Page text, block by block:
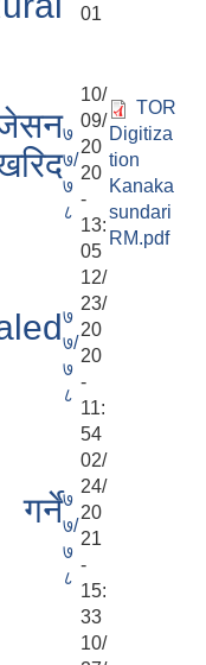
01
७
७/
७
८
10/
09/
20
20
-
13:
05
TOR
Digitiza
tion
Kanaka
sundari
RM.pdf
७
७/
७
८
12/
23/
20
20
-
11:
54
७
७/
७
८
02/
24/
20
21
-
15:
33
10/